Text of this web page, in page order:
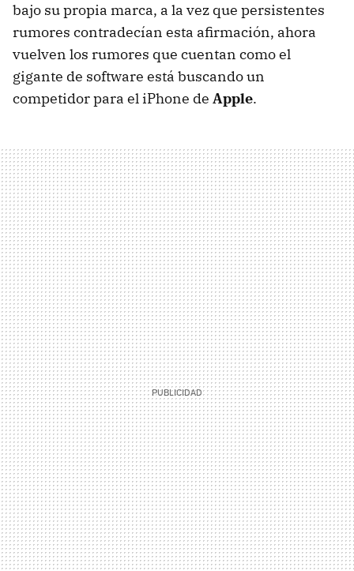
bajo su propia marca, a la vez que persistentes
rumores contradecían esta afirmación, ahora
vuelven los rumores que cuentan como el
gigante de software está buscando un
competidor para el iPhone de Apple.